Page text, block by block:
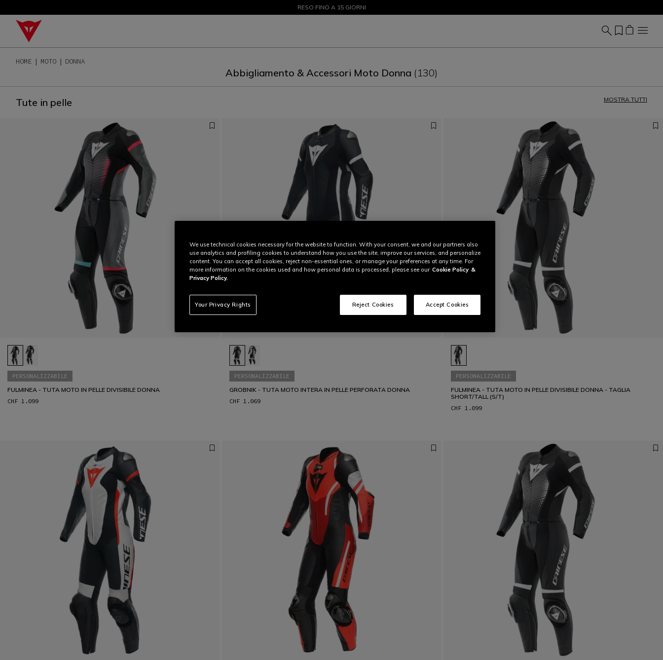
SALDI FINO AL 50% - ACQUISTA ORA
RESO FINO A 15 GIORNI
HOME MOTO DONNA
Abbigliamento & Accessori Moto Donna (130)
Tute in pelle MOSTRA TUTTI
PERSONALIZZABILE
FULMINEA - TUTA MOTO IN PELLE DIVISIBILE DONNA
CHF 1.099
PERSONALIZZABILE
GROBNIK - TUTA MOTO INTERA IN PELLE PERFORATA DONNA
CHF 1.069
PERSONALIZZABILE
FULMINEA - TUTA MOTO IN PELLE DIVISIBILE DONNA - TAGLIA
SHORT/TALL (S/T)
CHF 1.099
We use technical cookies necessary for the website to function. With your consent, we and our partners also
use analytics and profiling cookies to understand how you use the site, improve our services, and personalize
content. You can accept all cookies, reject non-essential ones, or manage your preferences at any time. For
more information on the cookies used and how personal data is processed, please see our Cookie Policy &
Privacy Policy.
Your Privacy Rights Reject Cookies Accept Cookies